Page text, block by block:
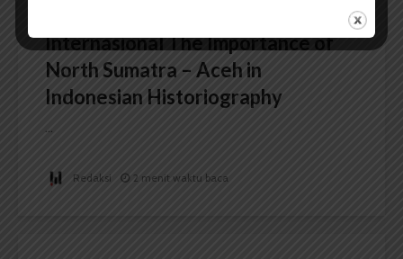
Internasional The Importance of
North Sumatra – Aceh in
Indonesian Historiography
...
Redaksi 2 menit waktu baca